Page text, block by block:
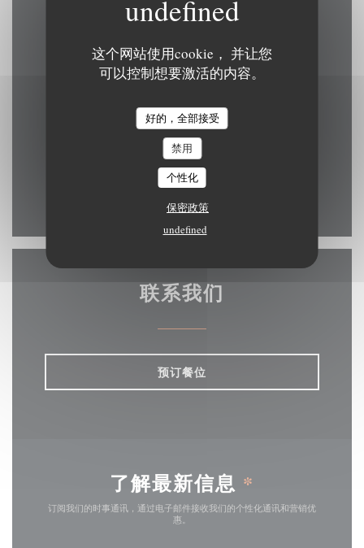
这个网站使用cookie， 并让您
可以控制想要激活的内容。
好的，全部接受
禁用
个性化
保密政策
undefined
地图和联系方式
069 84 83 41
brasserielebeffroi@gmail.com
Facebook ((在新窗口中打开))
联系我们
预订餐位
了解最新信息 *
订阅我们的时事通讯，通过电子邮件接收我们的个性化通讯和营销优
惠。